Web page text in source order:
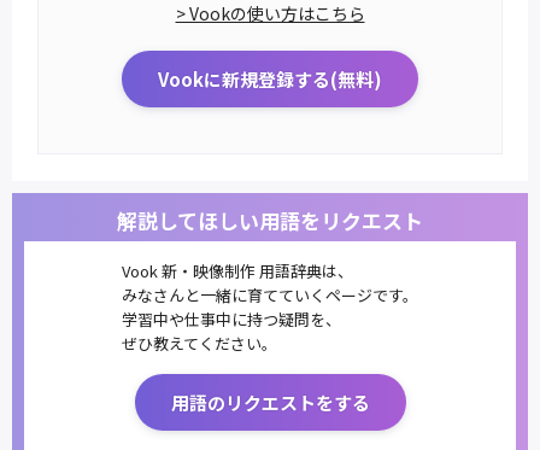
> Vookの使い方はこちら
Vookに新規登録する(無料)
解説してほしい用語をリクエスト
Vook 新・映像制作 用語辞典は、
みなさんと一緒に育てていくページです。
学習中や仕事中に持つ疑問を、
ぜひ教えてください。
用語のリクエストをする